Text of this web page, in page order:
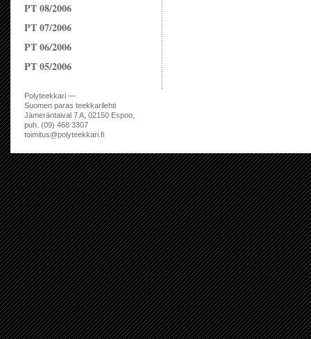
PT 08/2006
PT 07/2006
PT 06/2006
PT 05/2006
Polyteekkari —
Suomen paras teekkarilehti
Jämeräntaival 7 A, 02150 Espoo,
puh. (09) 468 3307
toimitus@polyteekkari.fi